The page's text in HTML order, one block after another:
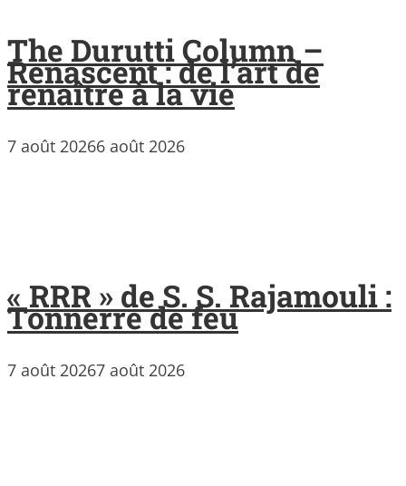
The Durutti Column –
Renascent : de l’art de
renaître à la vie
7 août 20266 août 2026
« RRR » de S. S. Rajamouli :
Tonnerre de feu
7 août 20267 août 2026